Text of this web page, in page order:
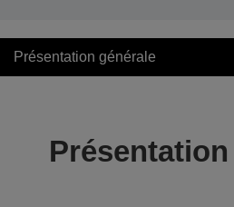
Présentation générale